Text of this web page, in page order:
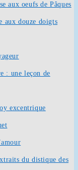
aux oeufs de Pâques
douze doigts
: une leçon de
excentrique
du distique des